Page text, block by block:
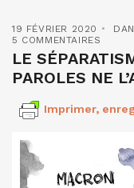
19 FÉVRIER 2020
5 COMMENTAIRES
LE
PAROLES NE
Imprimer,